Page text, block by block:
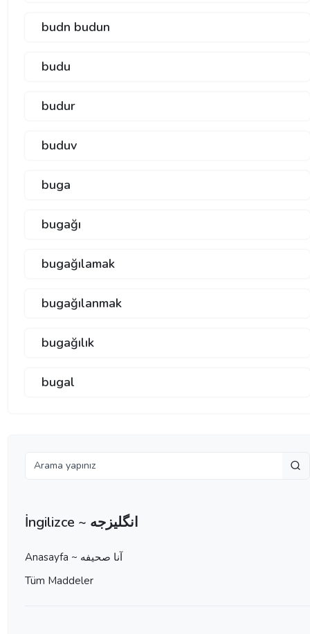
budn budun
budu
budur
buduv
buga
bugağı
bugağılamak
bugağılanmak
bugağılık
bugal
İngilizce ~ انگلیزجه
Anasayfa ~ آنا صحيفه
Tüm Maddeler